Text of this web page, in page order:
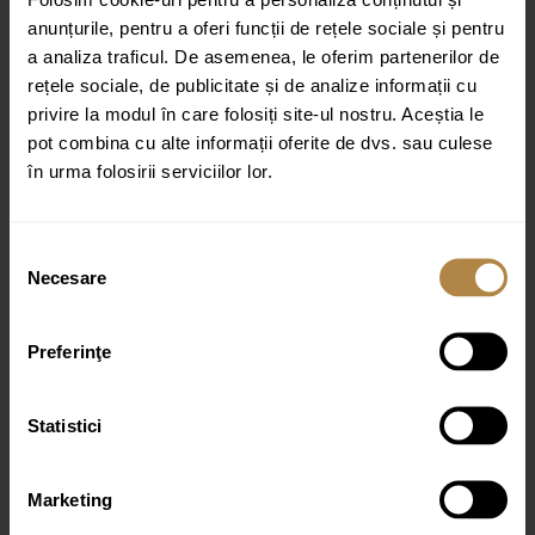
anunțurile, pentru a oferi funcții de rețele sociale și pentru
a analiza traficul. De asemenea, le oferim partenerilor de
rețele sociale, de publicitate și de analize informații cu
privire la modul în care folosiți site-ul nostru. Aceștia le
pot combina cu alte informații oferite de dvs. sau culese
în urma folosirii serviciilor lor.
consimțământului
Necesare
Preferinţe
Statistici
Marketing
Recenzia ta*
Email